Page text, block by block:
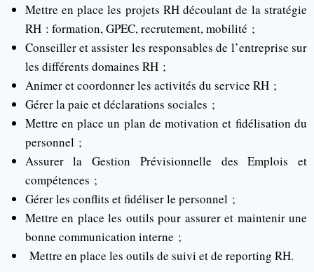
Mettre en place les projets RH découlant de la stratégie
RH : formation, GPEC, recrutement, mobilité ;
Conseiller et assister les responsables de l’entreprise sur
les différents domaines RH ;
Animer et coordonner les activités du service RH ;
Gérer la paie et déclarations sociales ;
Mettre en place un plan de motivation et fidélisation du
personnel ;
Assurer la Gestion Prévisionnelle des Emplois et
compétences ;
Gérer les conflits et fidéliser le personnel ;
Mettre en place les outils pour assurer et maintenir une
bonne communication interne ;
Mettre en place les outils de suivi et de reporting RH.